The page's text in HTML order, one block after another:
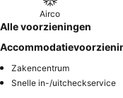
Airco
Alle voorzieningen
Zakencentrum
Snelle in-/uitcheckservice